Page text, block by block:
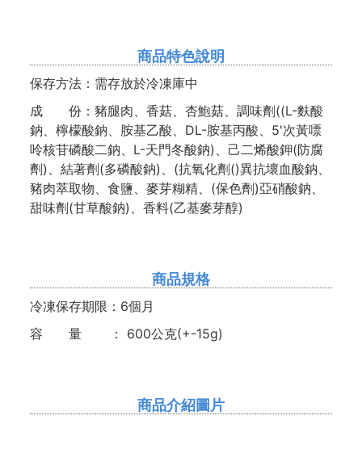
商品特色說明
保存方法：需存放於冷凍庫中
成 份：豬腿肉、香菇、杏鮑菇、調味劑((L-麩酸
鈉、檸檬酸鈉、胺基乙酸、DL-胺基丙酸、5'次黃嘌
呤核苷磷酸二鈉、L-天門冬酸鈉)、己二烯酸鉀(防腐
劑)、結著劑(多磷酸鈉)、(抗氧化劑()異抗壞血酸鈉、
豬肉萃取物、食鹽、麥芽糊精、(保色劑)亞硝酸鈉、
甜味劑(甘草酸鈉)、香料(乙基麥芽醇)
商品規格
冷凍保存期限：6個月
容 量 ： 600公克(+-15g)
商品介紹圖片